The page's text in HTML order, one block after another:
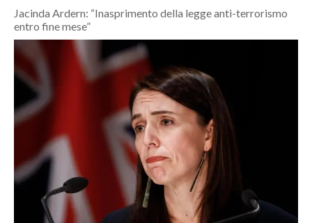
CRONACA
ITALIA
MONDO
POLITICA
ECONOMIA
SERVIZI ALLE IMPRESE
LAVORO
BANDI
Jacinda Ardern: “Inasprimento della legge anti-terrorismo
entro fine mese”